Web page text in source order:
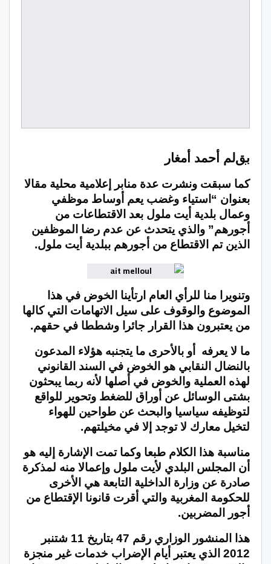
بقلم أحمد أمغار
كما سبقت ونشرت عدة منابر إعلامية محلية مقالا
بعنوان “استياء وغضب يعم أوساط موظفي
وعمال بلدية أيت ملول بعد الاقتطاعات من
أجورهم” والذي يتحدث عن عدم رضا الموظفين
الذين تم الاقتطاع من أجورهم ببلدية أيت ملول.
وتنويرا منا للرأي العام ارتأينا الخوض في هذا
الموضوع والوقوف على سيل الاتهامات التي كالها
من يعتبرون هذا القرار جائرا وشططا في حقهم.
ما لا يعرفه
أو بالأحرى ما يتجنبه هؤلاء المدعون
بالنضال النقابي هو الخوض في السند القانوني
لهذه العملية والخوض في أصلها لأنه ربما يبحثون
بشتى الوسائل عن أوراق للضغط وتحوير للواقع
لتوظيفه سياسيا والبحث عن طواحين للهواء
لتخيل معارك لا توجد إلا في مخيلتهم.
مناسبة هذا الكلام طبعا وكما تمت الإشارة إليه هو
أن المجلس البلدي لأيت ملول وإعمالا منه لمذكرة
صادرة عن وزارة الداخلية التابعة هي الأخرى
للحكومة المغربية والتي أقرت قانونا الإقتطاع من
أجور المضربين.
هذا المنشور الوزاري رقم 47 بتاريخ 11 شتنبر
2012 الذي يعتبر أيام الإضراب خدمات غير منجزة